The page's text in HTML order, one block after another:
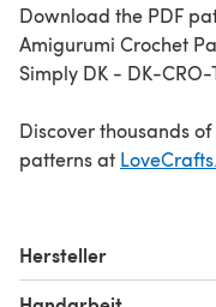
Download the PDF
Amigurumi Crochet
Simply DK - DK-
Discover thousands
patterns at
Hersteller